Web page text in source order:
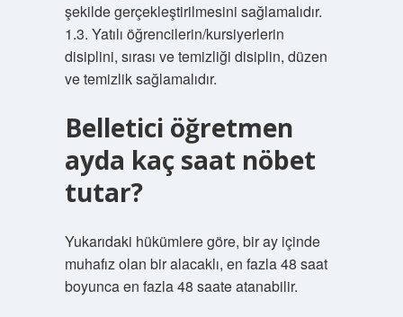
şekilde gerçekleştirilmesini sağlamalıdır.
1.3. Yatılı öğrencilerin/kursiyerlerin
disiplini, sırası ve temizliği disiplin, düzen
ve temizlik sağlamalıdır.
Belletici öğretmen
ayda kaç saat nöbet
tutar?
Yukarıdaki hükümlere göre, bir ay içinde
muhafız olan bir alacaklı, en fazla 48 saat
boyunca en fazla 48 saate atanabilir.